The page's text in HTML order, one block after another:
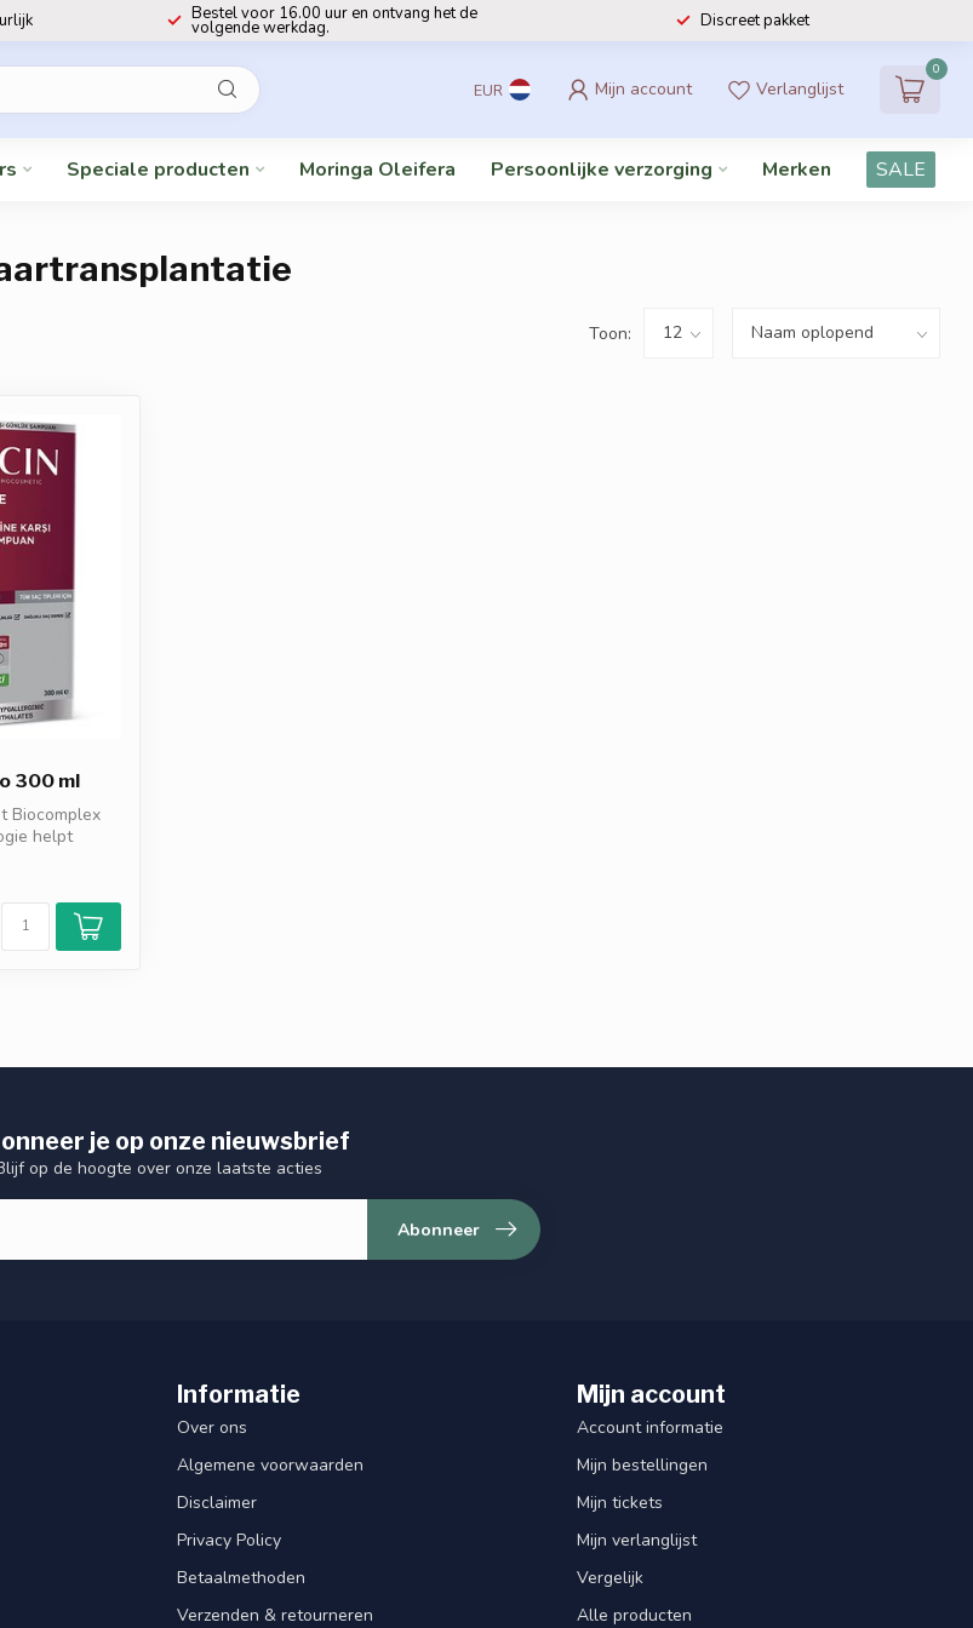
Bestel voor 16.00 uur en ontvang het de
volgende werkdag. Discreet pakket
EUR Mijn account Verlanglijst
0
Speciale producten Moringa Oleifera Persoonlijke verzorging Merken SALE
Toon:
300 ml
Biocomplex
helpt
je op onze nieuwsbrief
op de hoogte over onze laatste acties
Abonneer
Informatie
Over ons
Algemene voorwaarden
Disclaimer
Privacy Policy
Betaalmethoden
Verzenden & retourneren
Mijn account
Account informatie
Mijn bestellingen
Mijn tickets
Mijn verlanglijst
Vergelijk
Alle producten